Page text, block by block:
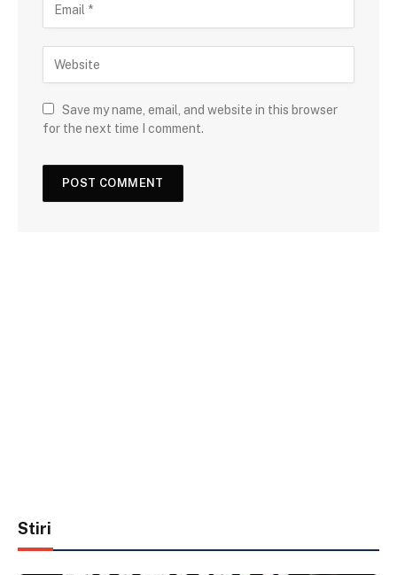
Save my name, email, and website in this browser
for the next time I comment.
Stiri